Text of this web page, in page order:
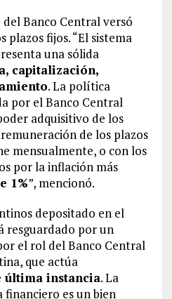
Banco Central versó
plazos fijos. “El sistema
una sólida
capitalización,
. La política
por el Banco Central
adquisitivo de los
de los plazos
mensualmente, o con los
por la inflación más
1%”, mencionó.
depositado en el
resguardado por un
el rol del Banco Central
que actúa
última instancia. La
financiero es un bien